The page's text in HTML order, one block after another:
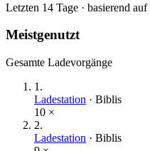
Letzten 14 Tage · basierend
Meistgenutzt
Gesamte Ladevorgänge
1 .
Ladestation · Biblis
10 ×
2.
Ladestation · Biblis